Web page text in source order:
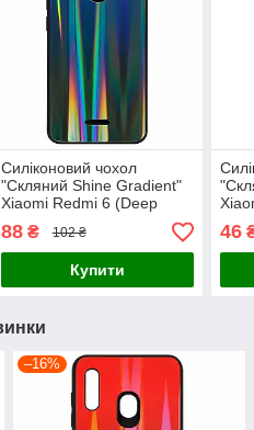
Силіконовий чохол
"Скляний Shine Gradient"
Xiaomi Redmi 6 (Deep
88₴ 102 ₴
Купити
46
–16%